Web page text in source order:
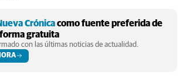
Crónicacomo fuente preferida de
gratuita
con las últimas noticias de actualidad.